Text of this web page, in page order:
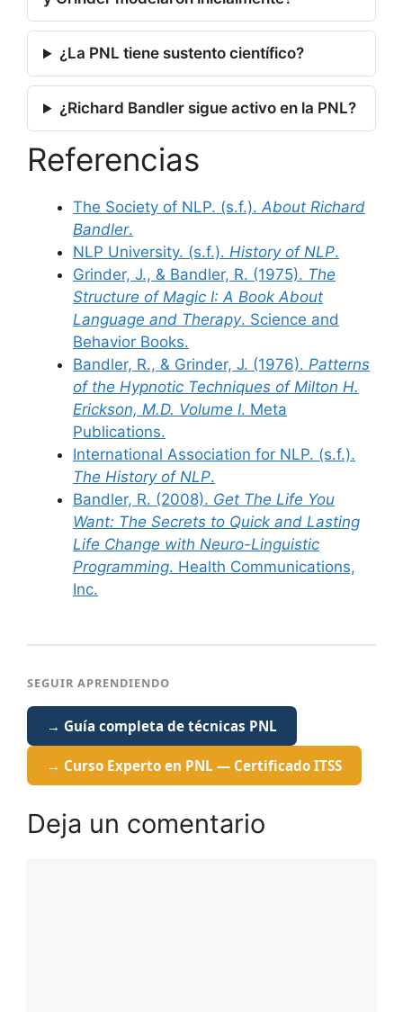
¿La PNL tiene sustento científico?
¿Richard Bandler sigue activo en la PNL?
Referencias
The Society of NLP. (s.f.).About Richard
Bandler.
NLP University. (s.f.). History of NLP.
Grinder, J., & Bandler, R. (1975). The
Structure of Magic I: A Book About
Language and Therapy. Science and
Behavior Books.
Bandler, R., & Grinder, J. (1976). Patterns
of the Hypnotic Techniques of Milton H.
Erickson, M.D. Volume I. Meta
Publications.
International Association for NLP. (s.f.).
The History of NLP.
Bandler, R. (2008). Get The Life You
Want: The Secrets to Quick and Lasting
Life Change with Neuro-Linguistic
Programming. Health Communications,
Inc.
SEGUIR APRENDIENDO
→ Guía completa de técnicas PNL
→ Curso Experto en PNL — Certificado ITSS
Deja un comentario